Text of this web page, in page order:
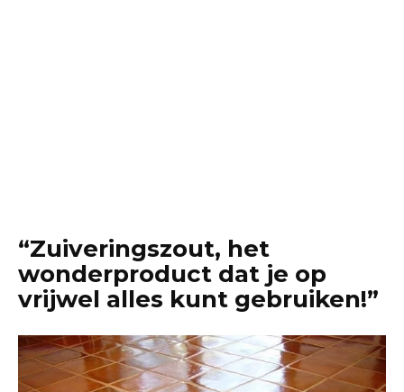
“Zuiveringszout, het
wonderproduct dat je op
vrijwel alles kunt gebruiken!”